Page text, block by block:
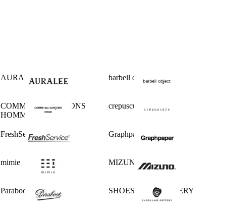
AURALEE barbell object
COMME des GARCONS
HOMME
crepuscule
FreshService Graphpaper
mimie MIZUNO
Paraboot SHOES LIKE POTTERY